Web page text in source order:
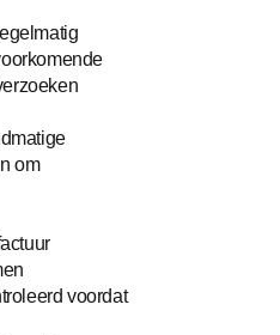
om
voordat